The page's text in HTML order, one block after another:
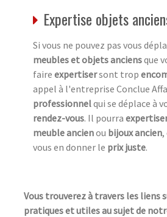
Expertise objets
Si vous ne pouvez pas vous
meubles et objets anciensque
faire expertisersont trop
appel à l'entreprise Conclue
professionnelqui se déplace à
rendez-vous. Il pourra
meuble ancienou bijoux ancien
vous en donner le prix juste.
Vous trouverez à travers les liens
pratiques et utiles au sujet de